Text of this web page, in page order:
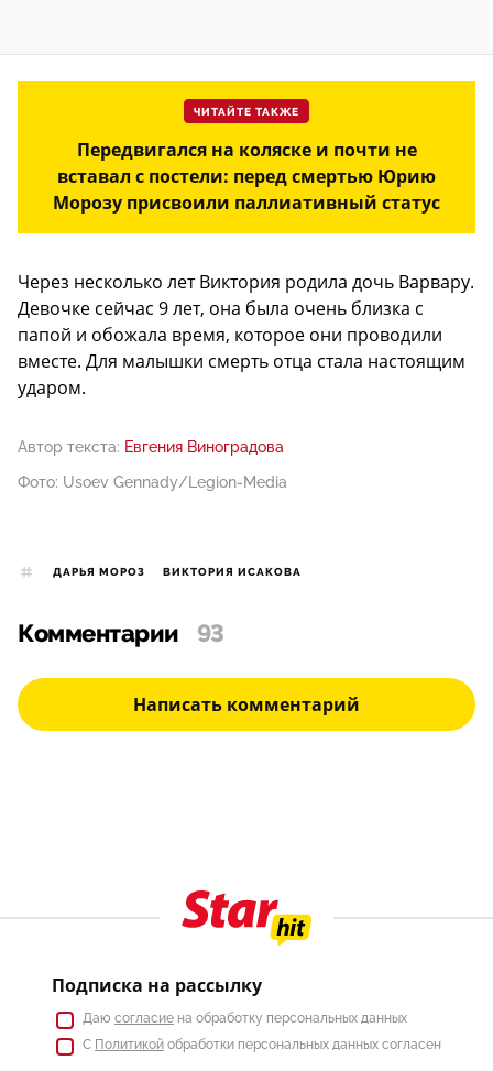
ЧИТАЙТЕ ТАКЖЕ
Передвигался на коляске и почти не
вставал с постели: перед смертью Юрию
Морозу присвоили паллиативный статус
Через несколько лет Виктория родила дочь Варвару.
Девочке сейчас 9 лет, она была очень близка с
папой и обожала время, которое они проводили
вместе. Для малышки смерть отца стала настоящим
ударом.
Автор текста: Евгения Виноградова
Фото: Usoev Gennady/Legion-Media
ДАРЬЯ МОРОЗ ВИКТОРИЯ ИСАКОВА
Комментарии 93
Написать комментарий
Подписка на рассылку
Даю согласие на обработку персональных данных
С Политикой обработки персональных данных согласен